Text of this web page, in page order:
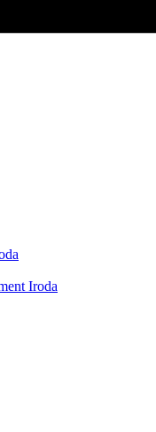
Iroda